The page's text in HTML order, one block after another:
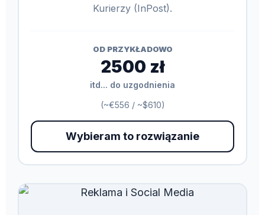
Kurierzy (InPost).
OD PRZYKŁADOWO
2500 zł
itd... do uzgodnienia
(~€556 / ~$610)
Wybieram to rozwiązanie